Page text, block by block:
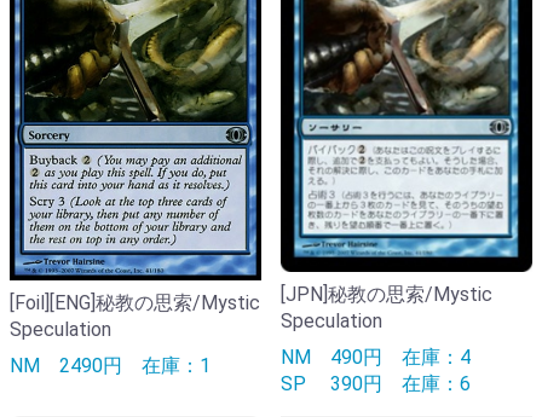
[Foil][ENG]秘教の思索/Mystic
Speculation
NM 2490円 在庫：1
[JPN]秘教の思索/Mystic
Speculation
NM 490円 在庫：4
SP
390円 在庫：6